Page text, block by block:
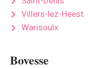
Villers-lez-Heest
Warisoulx
Bovesse